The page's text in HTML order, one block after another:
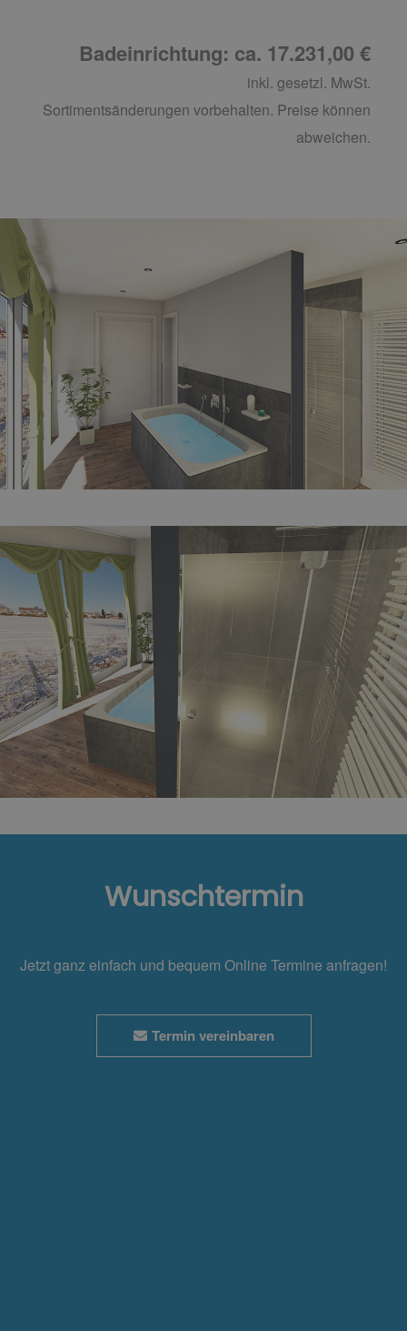
Badeinrichtung: ca. 17.231,00 €
inkl. gesetzl. MwSt.
Sortimentsänderungen vorbehalten. Preise können
abweichen.
Wunschtermin
Jetzt ganz einfach und bequem Online Termine anfragen!
Termin vereinbaren